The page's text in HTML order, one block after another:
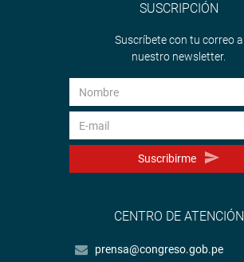
SUSCRIPCIÓN
Suscríbete con tu correo a
nuestro newsletter.
Suscribirme
CENTRO DE ATENCIÓN
prensa@congreso.gob.pe